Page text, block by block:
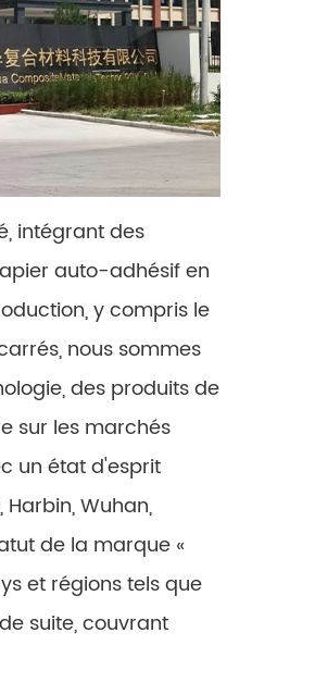
intégrant des
auto-adhésif en
y compris le
nous sommes
des produits de
sur les marchés
un état d'esprit
Wuhan,
de la marque «
et régions tels que
suite, couvrant